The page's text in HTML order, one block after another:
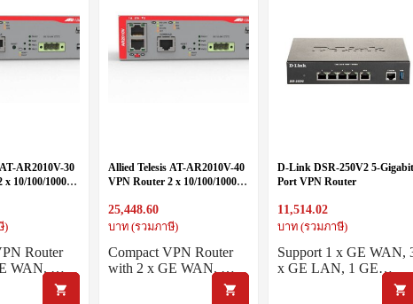
AR2010V-30
10/100/1000T
)
Router
WAN, …
Allied Telesis AT-AR2010V-40
VPN Router 2 x 10/100/1000T
25,448.60
บาท (รวมภาษี)
Compact VPN Router
with 2 x GE WAN, …
D-Link DSR-250V2 5-Gigabit
Port VPN Router
11,514.02
บาท (รวมภาษี)
Support 1 x GE WAN,
x GE LAN, 1 GE…